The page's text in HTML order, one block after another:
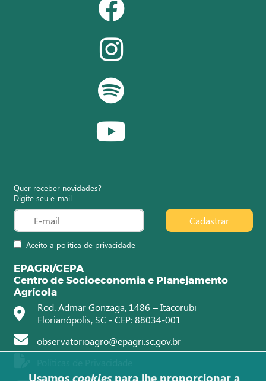
Quer receber novidades?
Digite seu e-mail
Aceito a política de privacidade
Cadastrar
EPAGRI/CEPA
Centro de Socioeconomia e Planejamento
Agrícola
Rod. Admar Gonzaga, 1486 – Itacorubi
Florianópolis, SC - CEP: 88034-001
observatorioagro@epagri.sc.gov.br
Usamos cookies para lhe proporcionar a